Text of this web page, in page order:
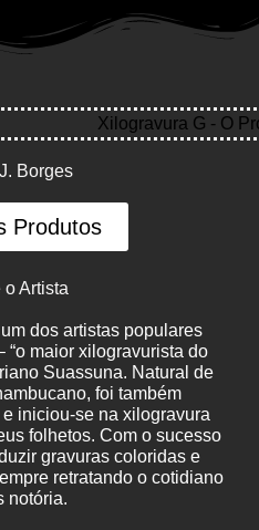
Borges
Produtos
o Artista
dos artistas populares
“o maior xilogravurista do
Suassuna. Natural de
foi também
iniciou-se na xilogravura
folhetos. Com o sucesso
gravuras coloridas e
retratando o cotidiano
notória.